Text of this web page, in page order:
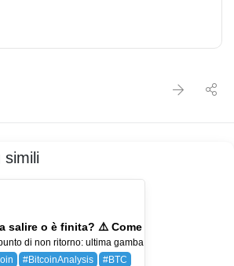
simili
salire o è finita? ⚠️ Come capirlo PRIMA |
di non ritorno: ultima gamba rialzista o avvio di
#BitcoinAnalysis
#BTC